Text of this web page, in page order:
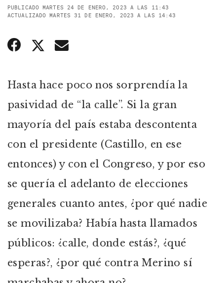
PUBLICADO MARTES 24 DE ENERO, 2023 A LAS 11:43
ACTUALIZADO MARTES 31 DE ENERO, 2023 A LAS 14:43
Hasta hace poco nos sorprendía la
pasividad de “la calle”. Si la gran
mayoría del país estaba descontenta
con el presidente (Castillo, en ese
entonces) y con el Congreso, y por eso
se quería el adelanto de elecciones
generales cuanto antes, ¿por qué nadie
se movilizaba? Había hasta llamados
públicos: ¿calle, donde estás?, ¿qué
esperas?, ¿por qué contra Merino sí